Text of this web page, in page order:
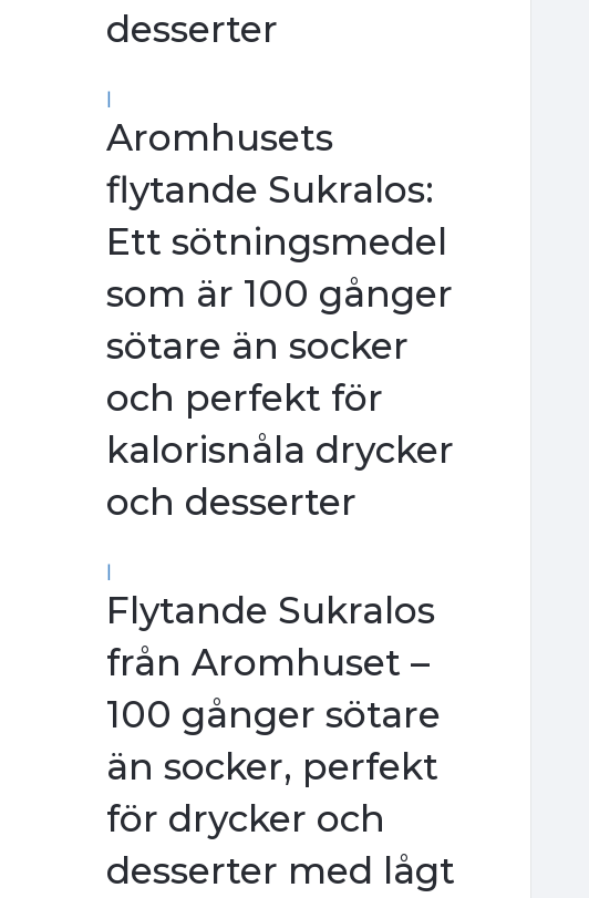
desserter
|
Aromhusets
flytande Sukralos:
Ett sötningsmedel
som är 100 gånger
sötare än socker
och perfekt för
kalorisnåla drycker
och desserter
|
Flytande Sukralos
från Aromhuset –
100 gånger sötare
än socker, perfekt
för drycker och
desserter med lågt